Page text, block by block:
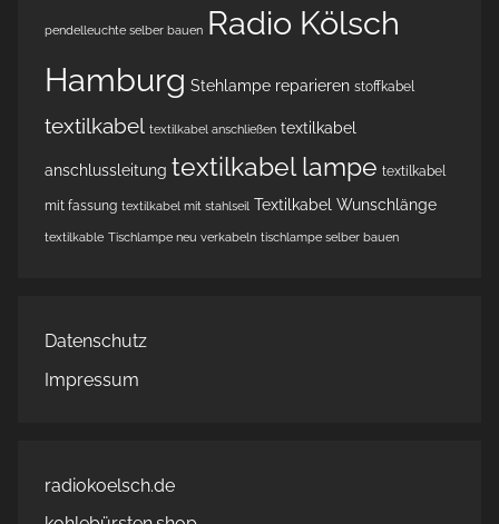
pendelleuchte selber bauen Radio Kölsch
Hamburg Stehlampe reparieren stoffkabel
textilkabel textilkabel anschließen textilkabel
anschlussleitung textilkabel lampe textilkabel
mit fassung textilkabel mit stahlseil Textilkabel Wunschlänge
textilkable Tischlampe neu verkabeln tischlampe selber bauen
Datenschutz
Impressum
radiokoelsch.de